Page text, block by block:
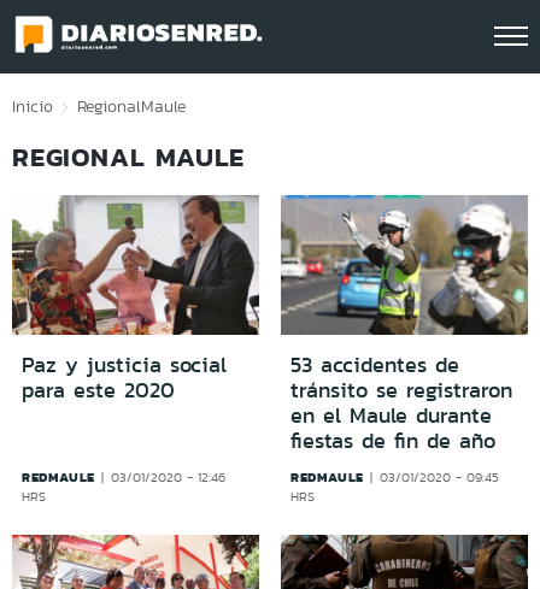
Click acá para ir directamente al contenido
Inicio RegionalMaule
REGIONAL MAULE
Paz y justicia social
para este 2020
REDMAULE
03/01/2020 - 12:46
HRS
53 accidentes de
tránsito se registraron
en el Maule durante
fiestas de fin de año
REDMAULE
03/01/2020 - 09:45
HRS